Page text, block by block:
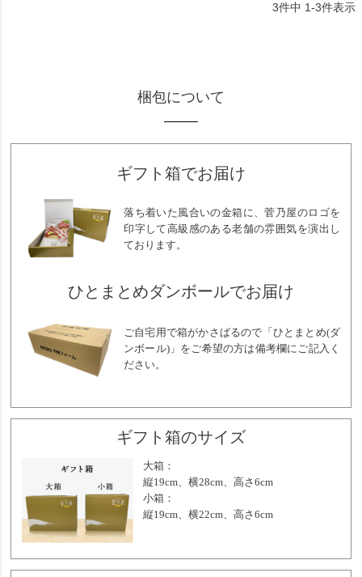
3件中 1-3件表示
梱包について
ギフト箱でお届け
落ち着いた風合いの金箱に、菅乃屋のロゴを
印字して高級感のある老舗の雰囲気を演出し
ております。
ひとまとめダンボールでお届け
ご自宅用で箱がかさばるので「ひとまとめ(ダ
ンボール)」をご希望の方は備考欄にご記入く
ださい。
ギフト箱のサイズ
大箱：
縦19cm、横28cm、高さ6cm
小箱：
縦19cm、横22cm、高さ6cm